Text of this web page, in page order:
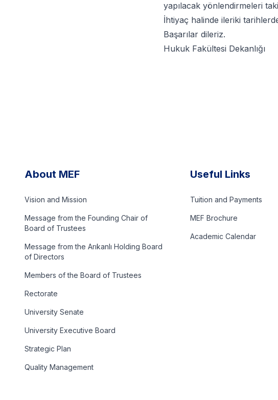
yapılacak yönlendirmeleri
İhtiyaç halinde ileriki
Başarılar dileriz.
Hukuk Fakültesi Dekanlığı
About MEF
Vision and Mission
Message from the Founding Chair of
Board of Trustees
Message from the Arıkanlı Holding Board
of Directors
Members of the Board of Trustees
Rectorate
University Senate
University Executive Board
Strategic Plan
Quality Management
Useful Links
Tuition and Payments
MEF Brochure
Academic Calendar